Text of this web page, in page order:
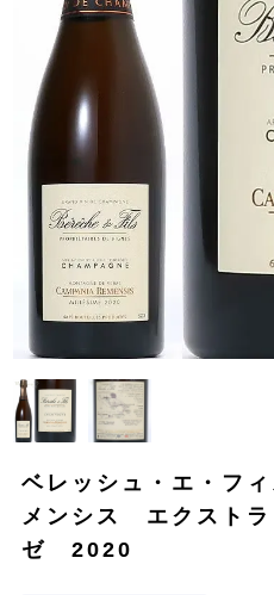
ベレッシュ・エ・フ
メンシス エクスト
ゼ 2020